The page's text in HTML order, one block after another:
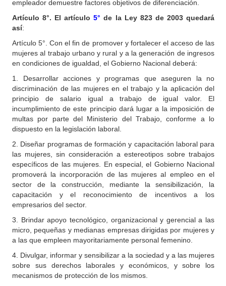
empleador demuestre factores objetivos de diferenciación.
Artículo8°. El artículo5° de la Ley 823 de 2003 quedará
así:
Artículo 5°. Con el fin de promover y fortalecer el acceso de las
mujeres al trabajo urbano y rural y a la generación de ingresos
en condiciones de igualdad, el Gobierno Nacional deberá:
1. Desarrollar acciones y programas que aseguren la no
discriminación de las mujeres en el trabajo y la aplicación del
principio de salario igual a trabajo de igual valor. El
incumplimiento de este principio dará lugar a la imposición de
multas por parte del Ministerio del Trabajo, conforme a lo
dispuesto en la legislación laboral.
2. Diseñar programas de formación y capacitación laboral para
las mujeres, sin consideración a estereotipos sobre trabajos
específicos de las mujeres. En especial, el Gobierno Nacional
promoverá la incorporación de las mujeres al empleo en el
sector de la construcción, mediante la sensibilización, la
capacitación y el reconocimiento de incentivos a los
empresarios del sector.
3. Brindar apoyo tecnológico, organizacional y gerencial a las
micro, pequeñas y medianas empresas dirigidas por mujeres y
a las que empleen mayoritariamente personal femenino.
4. Divulgar, informar y sensibilizar a la sociedad y a las mujeres
sobre sus derechos laborales y económicos, y sobre los
mecanismos de protección de los mismos.